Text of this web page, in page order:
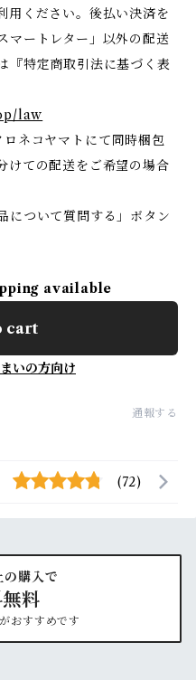
用ください。後払い決済を
マートレター」以外の配送
『特定商取引法に基づく表
law
ネコヤマトにて同時梱包
けての配送をご希望の場合
について質問する」ボタン
available
cart
いの方向け
通報する
(72)
購入で
料
おすすめです